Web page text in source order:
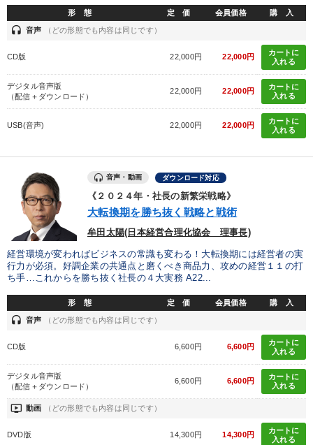
形 態 定 価 会員価格 購 入
headset 音声 （どの形態でも内容は同じです）
CD版 22,000円 22,000円
カートに
入れる
デジタル音声版
（配信＋ダウンロード）
22,000円 22,000円
カートに
入れる
USB(音声) 22,000円 22,000円
カートに
入れる
音声・動画 ダウンロード対応
《２０２４年・社長の新繁栄戦略》
大転換期を勝ち抜く戦略と戦術
牟田太陽(日本経営合理化協会 理事長)
経営環境が変わればビジネスの常識も変わる！大転換期には経営者の実
行力が必須。好調企業の共通点と磨くべき商品力、攻めの経営１１の打
ち手…これからを勝ち抜く社長の４大実務 A22...
形 態 定 価 会員価格 購 入
headset 音声 （どの形態でも内容は同じです）
CD版 6,600円 6,600円
カートに
入れる
デジタル音声版
（配信＋ダウンロード）
6,600円 6,600円
カートに
入れる
ondemand_video 動画 （どの形態でも内容は同じです）
DVD版 14,300円 14,300円
カートに
入れる